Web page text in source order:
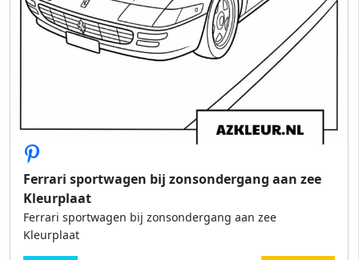
Ferrari sportwagen bij zonsondergang aan zee
Kleurplaat
Ferrari sportwagen bij zonsondergang aan zee
Kleurplaat